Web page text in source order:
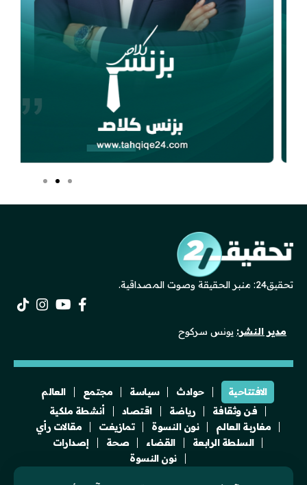
تحقيق24: منبر الحقيقة وصوت المصداقية.
مدير النشر: يونس سركوح
الافتتاحية حوادث سياسة مجتمع
العالم
فن وثقافة
رياضة اقتصاد
أنشطة ملكية
مغاربة العالم
نون النسوة تمازيغت
مقالات رأي
السلطة الرابعة
القضاء صحة
إصدارات
نون النسوة